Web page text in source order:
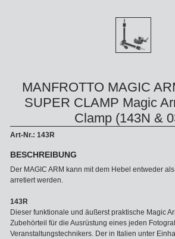
MANFROTTO MAGIC
SUPER CLAMP Magic
Clamp (143N &
Art-Nr.: 143R
BESCHREIBUNG
Der MAGIC ARM kann mit dem Hebel entweder
arretiert werden.
143R
Dieser funktionale und äußerst praktische Magic
Zubehörteil für die Ausrüstung eines jeden
Veranstaltungstechnikers. Der in Italien unter